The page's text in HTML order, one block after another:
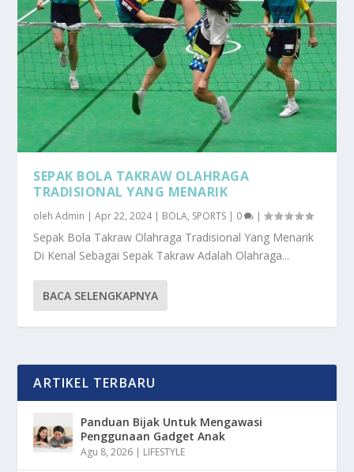
SEPAK BOLA TAKRAW OLAHRAGA
TRADISIONAL YANG MENARIK
olehAdmin |Apr 22, 2024| BOLA, SPORTS | 0 |
Sepak Bola Takraw Olahraga Tradisional Yang Menarik
Di Kenal Sebagai Sepak Takraw Adalah Olahraga...
BACA SELENGKAPNYA
ARTIKEL TERBARU
Panduan Bijak Untuk Mengawasi
Penggunaan Gadget Anak
Agu 8, 2026 | LIFESTYLE